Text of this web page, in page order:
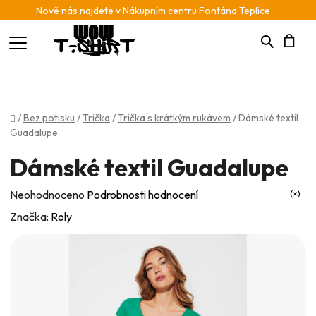
Nově nás najdete v Nákupním centru Fontána Teplice
Hledat
Domů
/Bez potisku /Trička /Trička s krátkým rukávem /Dámské textil
Guadalupe
Dámské textil Guadalupe
Průměrné
hodnocení
Neohodnoceno Podrobnosti hodnocení
Značka: Roly